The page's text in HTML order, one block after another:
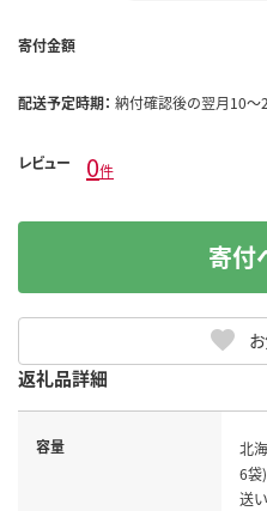
寄付金額
配送予定時期： 納付確認後の翌月10～
レビュー 0件
寄付
返礼品詳細
容量
北
6袋
送